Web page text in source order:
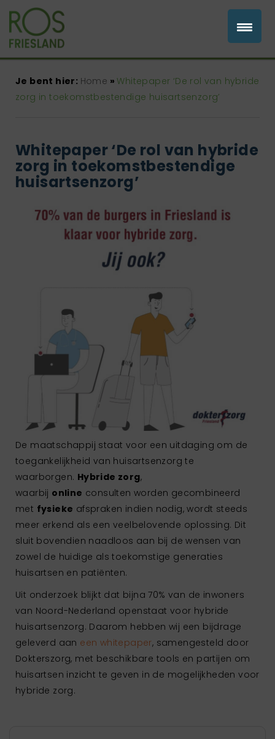
Je bent hier: Home »Whitepaper ‘De rol van hybride
zorg in toekomstbestendige huisartsenzorg’
Whitepaper ‘De rol van hybride
zorg in toekomstbestendige
huisartsenzorg’
De maatschappij staat voor een uitdaging om de
toegankelijkheid van huisartsenzorg te
waarborgen. Hybride zorg,
waarbij online consulten worden gecombineerd
met fysieke afspraken indien nodig, wordt steeds
meer erkend als een veelbelovende oplossing. Dit
sluit bovendien naadloos aan bij de wensen van
zowel de huidige als toekomstige generaties
huisartsen en patiënten.
Uit onderzoek blijkt dat bijna 70% van de inwoners
van Noord-Nederland openstaat voor hybride
huisartsenzorg. Daarom hebben wij een bijdrage
geleverd aan een whitepaper, samengesteld door
Dokterszorg, met beschikbare tools en partijen om
huisartsen inzicht te geven in de mogelijkheden voor
hybride zorg.